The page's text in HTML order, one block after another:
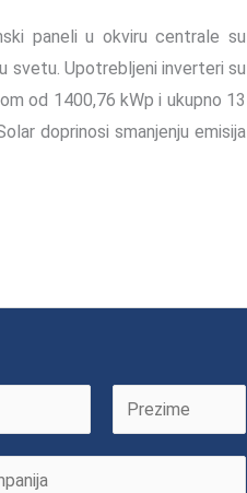
paneli u okviru centrale su
svetu. Upotrebljeni inverteri su
od 1400,76 kWp i ukupno 13
doprinosi smanjenju emisija